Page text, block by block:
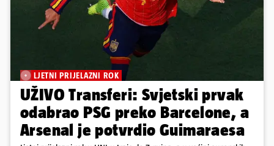
LJETNI PRIJELAZNI ROK
UŽIVO Transferi: Svjetski prvak
odabrao PSG preko Barcelone, a
Arsenal je potvrdio Guimaraesa